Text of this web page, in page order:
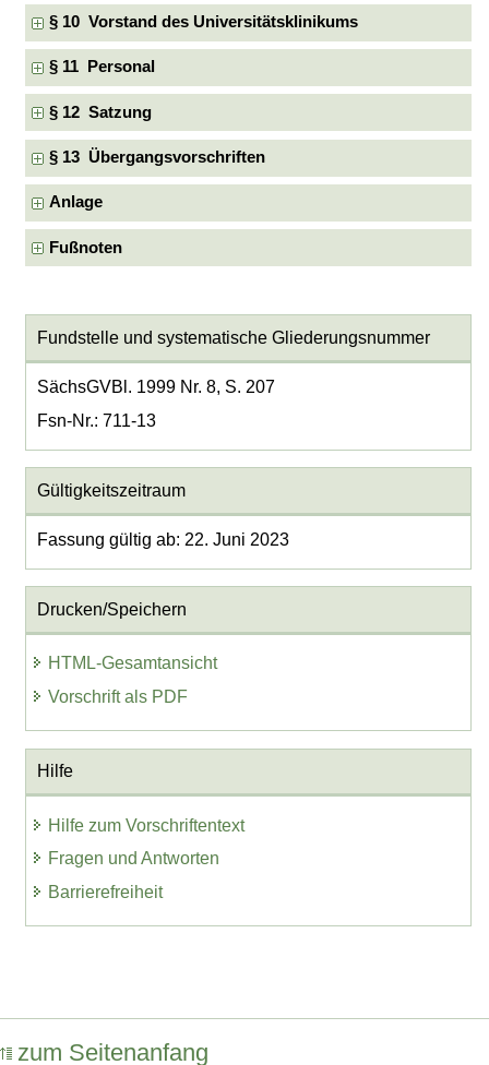
§ 10 Vorstand des Universitätsklinikums
§ 11 Personal
§ 12 Satzung
§ 13 Übergangsvorschriften
Anlage
Fußnoten
Fundstelle und systematische Gliederungsnummer
SächsGVBl. 1999 Nr. 8, S. 207
Fsn-Nr.: 711-13
Gültigkeitszeitraum
Fassung gültig ab: 22. Juni 2023
Drucken/Speichern
HTML-Gesamtansicht
Vorschrift als PDF
Hilfe
Hilfe zum Vorschriftentext
Fragen und Antworten
Barrierefreiheit
zum Seitenanfang